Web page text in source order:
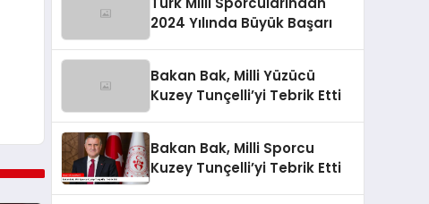
2024 Yılında Büyük Başarı
Bakan Bak, Milli Yüzücü
Kuzey Tunçelli’yi Tebrik Etti
Bakan Bak, Milli Sporcu
Kuzey Tunçelli’yi Tebrik Etti